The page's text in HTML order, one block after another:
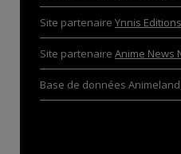
Site partenaire Ynnis Editions
Site partenaire Anime News
Base de données Animeland